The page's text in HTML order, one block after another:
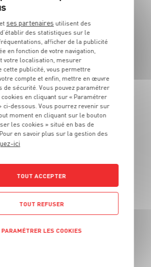
dur et fruits
159
Les 100g - Soit 15€90 le kg
DU 04/08 AU 10/08
OCÉAN PACIFIQUE
poids variable
ses partenaires utilisent des
des statistiques sur le
afficher de la publicité
en fonction de votre navigation,
votre localisation, mesurer
cette publicité, vous permettre
compte et enfin, mettre en œuvre
de sécurité. Vous pouvez paramétrer
en cliquant sur « Paramétrer
ci-dessous. Vous pourrez revenir sur
moment en cliquant sur le bouton
les cookies » situé en bas de
en savoir plus sur la gestion des
ici
TOUT ACCEPTER
TOUT REFUSER
PARAMÉTRER LES COOKIES